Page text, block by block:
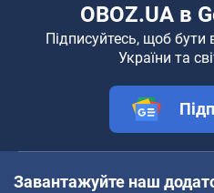
OBOZ.UA в
Підписуйтесь, щоб бути
України та
Завантажуйте наш